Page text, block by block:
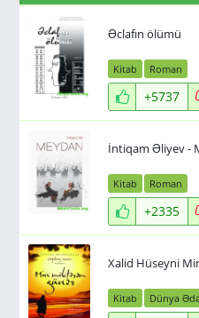
Əclafın ölümü
Kitab Roman
+5737
İntiqam Əliyev -
Kitab Roman
+2335
Xalid Hüseyni
Kitab Dünya